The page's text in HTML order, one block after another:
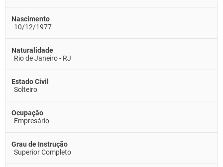
Nascimento
10/12/1977
Naturalidade
Rio de Janeiro - RJ
Estado Civil
Solteiro
Ocupação
Empresário
Grau de Instrução
Superior Completo